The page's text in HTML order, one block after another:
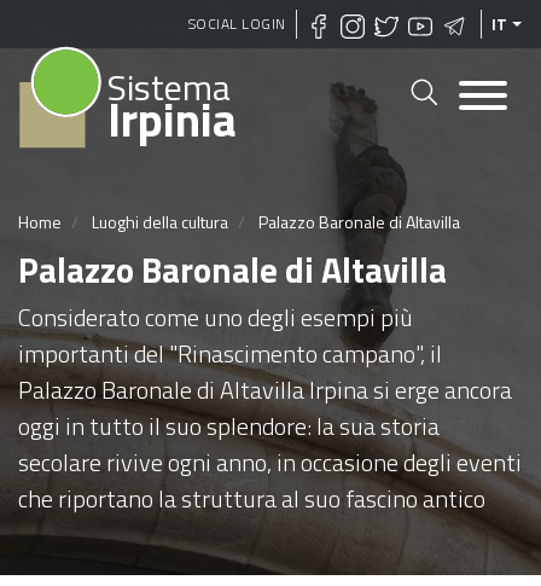
Salta
al
principale
SOCIAL LOGIN IT
Sistema
Irpinia
Home Luoghi della cultura Palazzo Baronale di Altavilla
Palazzo Baronale di Altavilla
Considerato come uno degli esempi più
importanti del "Rinascimento campano", il
Palazzo Baronale di Altavilla Irpina si erge ancora
oggi in tutto il suo splendore: la sua storia
secolare rivive ogni anno, in occasione degli eventi
che riportano la struttura al suo fascino antico